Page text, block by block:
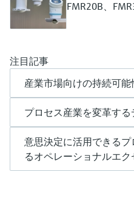
FMR20B、
注目記事
産業市場向けの持続可
プロセス産業を変革する
意思決定に活用できる
るオペレーショナルエク